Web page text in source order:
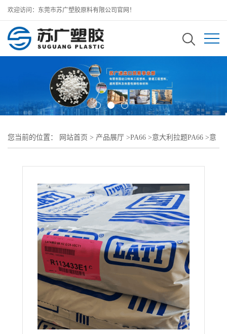
欢迎访问：东莞市苏广塑胶原料有限公司官网！
您当前的位置： 网站首页 > 产品展厅 >PA66 >意大利拉题PA66 >意